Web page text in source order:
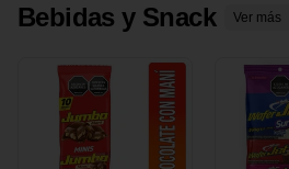
Bebidas y Snack Ver más